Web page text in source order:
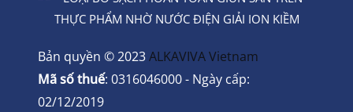
Bản quyền © 2023ALKAVIVA Vietnam
Mã số thuế: 0316046000 - Ngày cấp:
02/12/2019